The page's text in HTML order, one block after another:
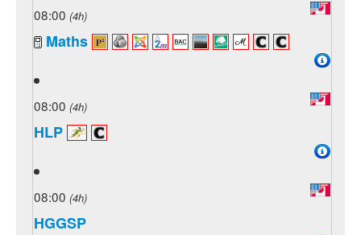
08:00 (4h)
Maths
08:00 (4h)
HLP
08:00 (4h)
HGGSP